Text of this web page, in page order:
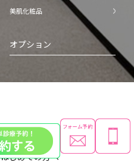
美肌化粧品
オプション
はじめての方へ